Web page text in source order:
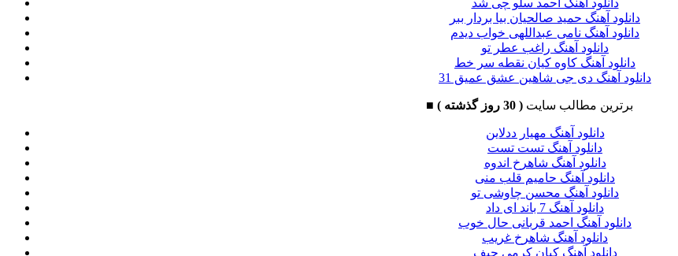
دانلود آهنگ حمید صالحیان بیا بردار ببر
دانلود آهنگ نامی عبداللهی خواب دیدم
دانلود آهنگ راغب عطر تو
دانلود آهنگ کاوه کیان نقطه سر خط
دانلود آهنگ دی جی شاهین عشق عمیق 31
■ برترین مطالب سایت( 30 روز گذشته )
دانلود آهنگ مهیار ددلاین
دانلود آهنگ تست تست
دانلود آهنگ شاهرخ اندوه
دانلود آهنگ حامیم قلب منی
دانلود آهنگ محسن چاوشی تو
دانلود آهنگ 7 باند ای داد
دانلود آهنگ احمد قربانی حال خوب
دانلود آهنگ شاهرخ غریب
دانلود آهنگ کیان کرمی حیف